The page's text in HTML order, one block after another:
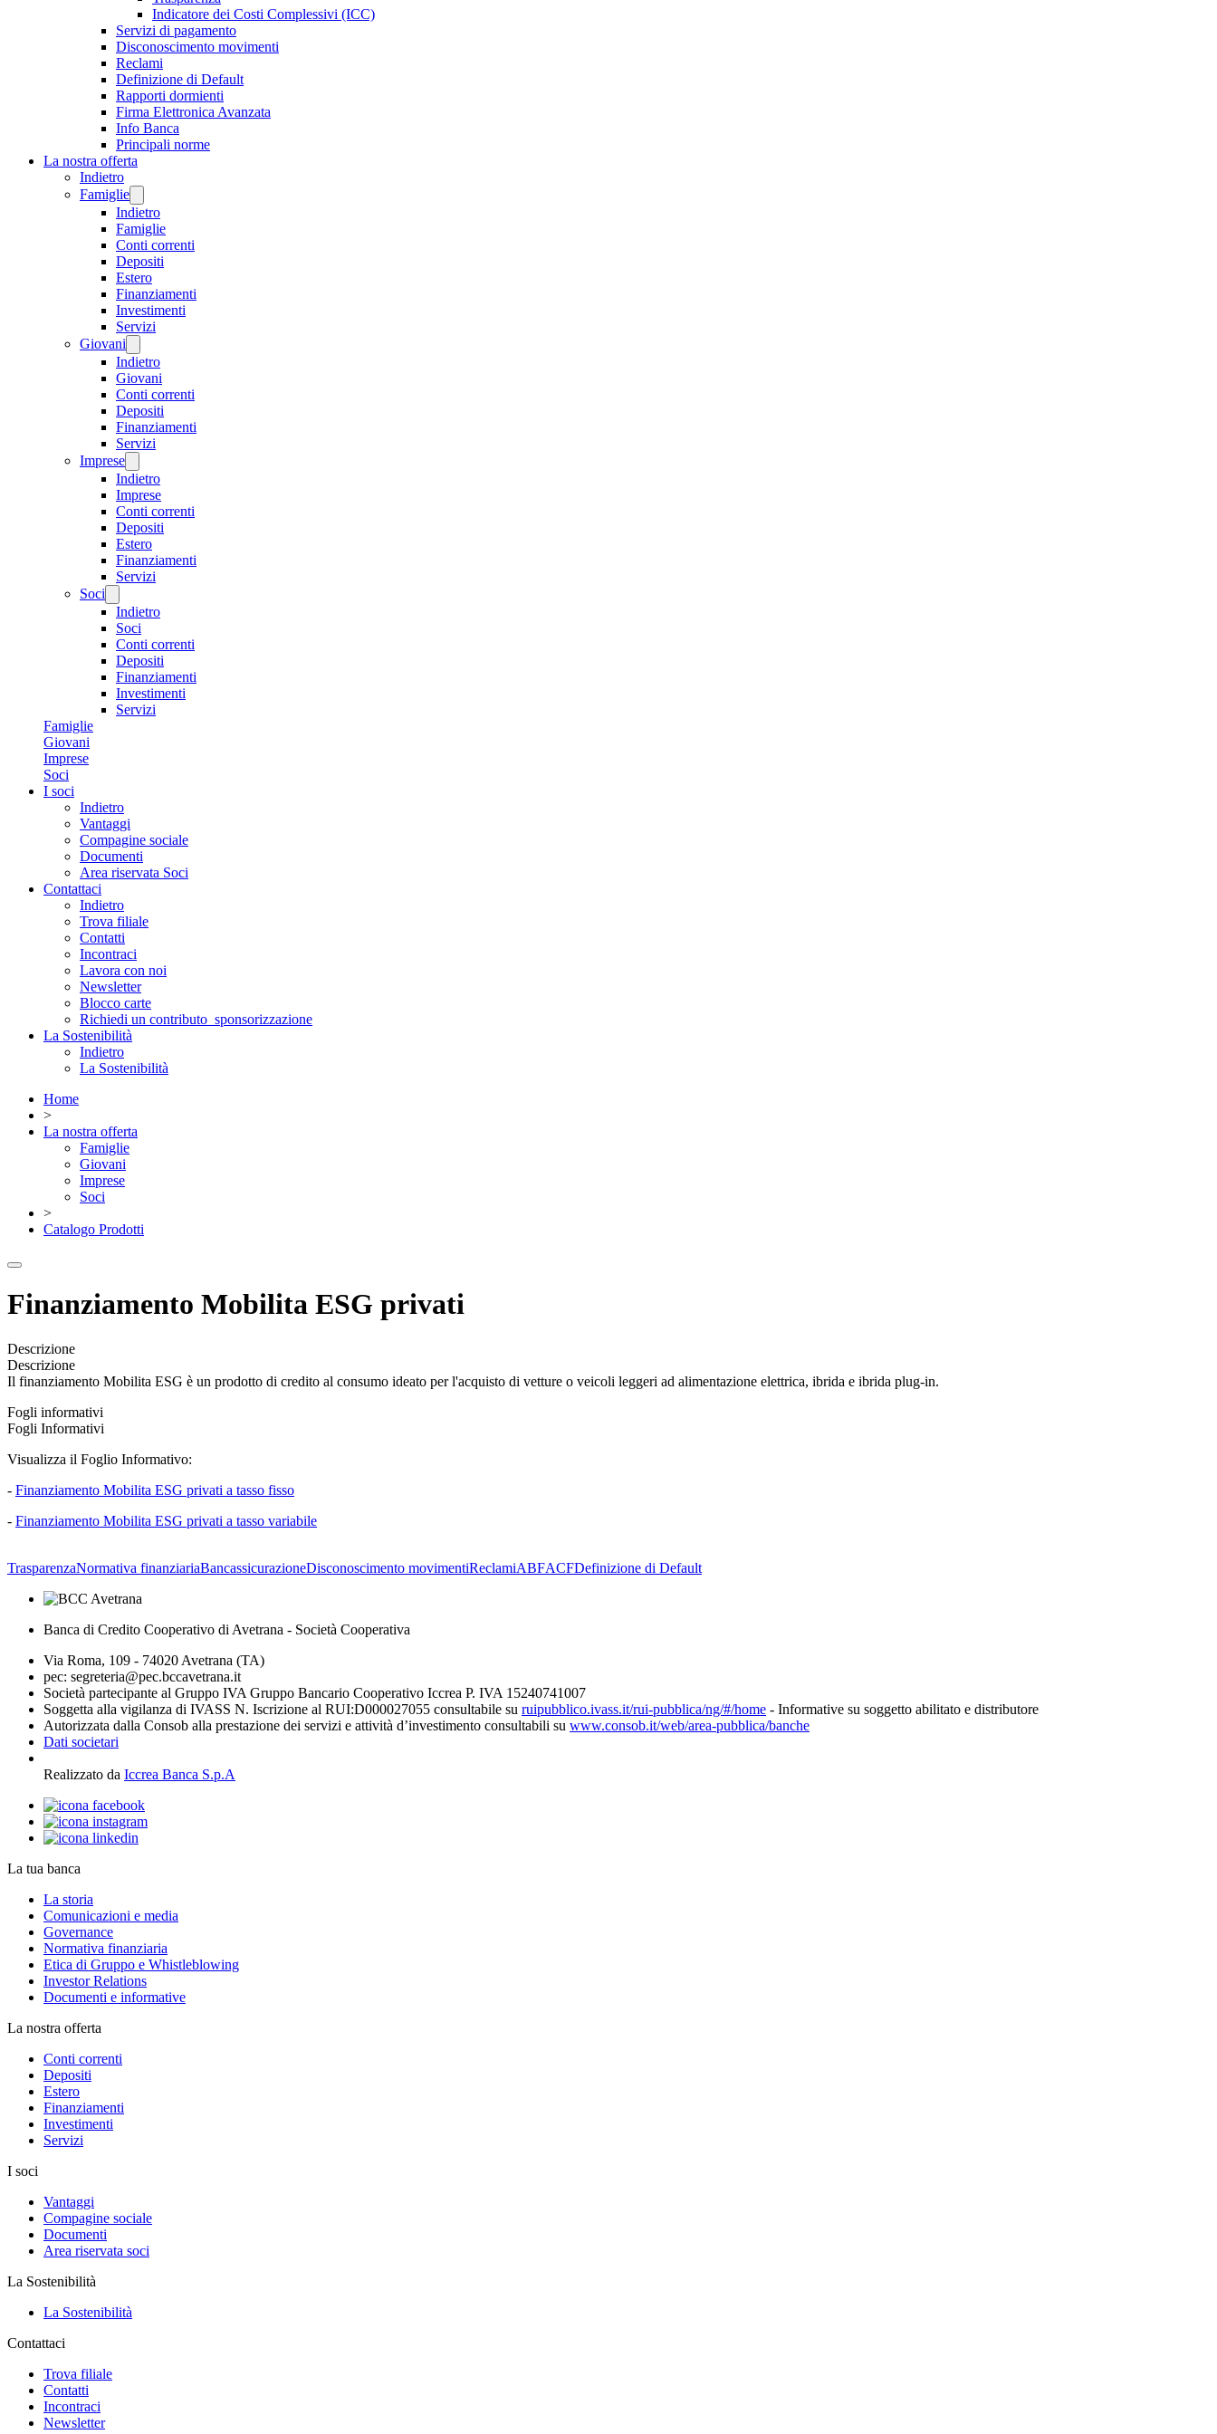
Indicatore dei Costi Complessivi (ICC)
Servizi di pagamento
Disconoscimento movimenti
Reclami
Definizione di Default
Rapporti dormienti
Firma Elettronica Avanzata
Info Banca
Principali norme
La nostra offerta
Indietro
Famiglie
Indietro
Famiglie
Conti correnti
Depositi
Estero
Finanziamenti
Investimenti
Servizi
Giovani
Indietro
Giovani
Conti correnti
Depositi
Finanziamenti
Servizi
Imprese
Indietro
Imprese
Conti correnti
Depositi
Estero
Finanziamenti
Servizi
Soci
Indietro
Soci
Conti correnti
Depositi
Finanziamenti
Investimenti
Servizi
Famiglie
Giovani
Imprese
Soci
I soci
Indietro
Vantaggi
Compagine sociale
Documenti
Area riservata Soci
Contattaci
Indietro
Trova filiale
Contatti
Incontraci
Lavora con noi
Newsletter
Blocco carte
Richiedi un contributo_sponsorizzazione
La Sostenibilità
Indietro
La Sostenibilità
Home
>
La nostra offerta
Famiglie
Giovani
Imprese
Soci
>
Catalogo Prodotti
Finanziamento Mobilita ESG privati
Descrizione
Descrizione
Il finanziamento Mobilita ESG è un prodotto di credito al consumo ideato per l'acquisto di vetture o veicoli leggeri ad alimentazione elettrica, ibrida e ibrida plug-in.
Fogli informativi
Fogli Informativi
Visualizza il Foglio Informativo:
- Finanziamento Mobilita ESG privati a tasso fisso
- Finanziamento Mobilita ESG privati a tasso variabile
TrasparenzaNormativa finanziariaBancassicurazioneDisconoscimento movimentiReclamiABFACFDefinizione di Default
Banca di Credito Cooperativo di Avetrana - Società Cooperativa
Via Roma, 109 - 74020 Avetrana (TA)
pec: segreteria@pec.bccavetrana.it
Società partecipante al Gruppo IVA Gruppo Bancario Cooperativo Iccrea P. IVA 15240741007
Soggetta alla vigilanza di IVASS N. Iscrizione al RUI:D000027055 consultabile su ruipubblico.ivass.it/rui-pubblica/ng/#/home - Informative su soggetto abilitato e distributore
Autorizzata dalla Consob alla prestazione dei servizi e attività d’investimento consultabili su www.consob.it/web/area-pubblica/banche
Dati societari
Realizzato da Iccrea Banca S.p.A
La tua banca
La storia
Comunicazioni e media
Governance
Normativa finanziaria
Etica di Gruppo e Whistleblowing
Investor Relations
Documenti e informative
La nostra offerta
Conti correnti
Depositi
Estero
Finanziamenti
Investimenti
Servizi
I soci
Vantaggi
Compagine sociale
Documenti
Area riservata soci
La Sostenibilità
La Sostenibilità
Contattaci
Trova filiale
Contatti
Incontraci
Newsletter